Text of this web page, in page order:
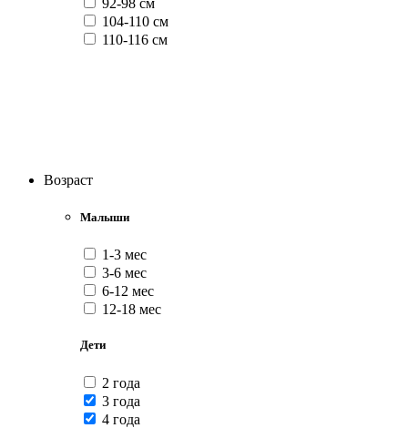
92-98 см
104-110 см
110-116 см
Возраст
Малыши
1-3 мес
3-6 мес
6-12 мес
12-18 мес
Дети
2 года
3 года
4 года